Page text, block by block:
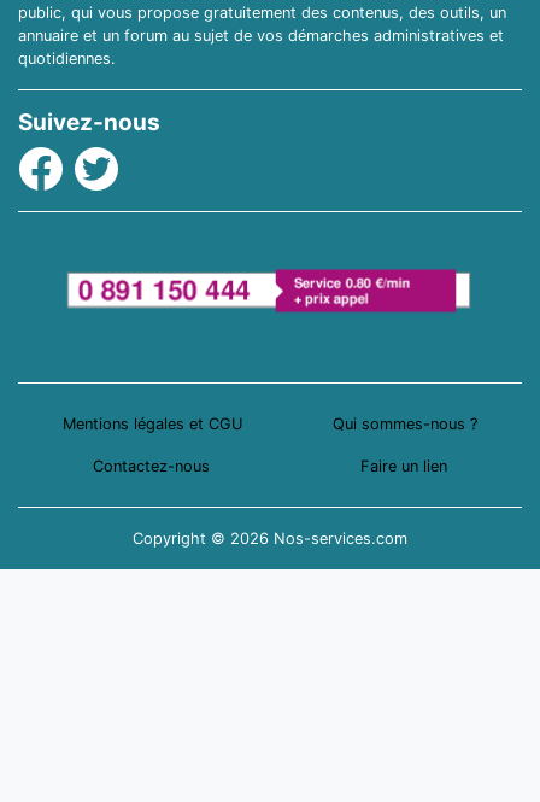
public, qui vous propose gratuitement des contenus, des outils, un
annuaire et un forum au sujet de vos démarches administratives et
quotidiennes.
Suivez-nous
Facebook
Twitter
Mentions légales et CGU Qui sommes-nous ?
Contactez-nous Faire un lien
Copyright © 2026 Nos-services.com